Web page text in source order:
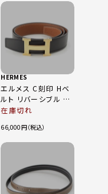
HERMES
エルメス C刻印 Hベ
ルト リバーシブル ゴ
ールド金具 ベルト ブ
ルド 85
在庫切れ
66,000